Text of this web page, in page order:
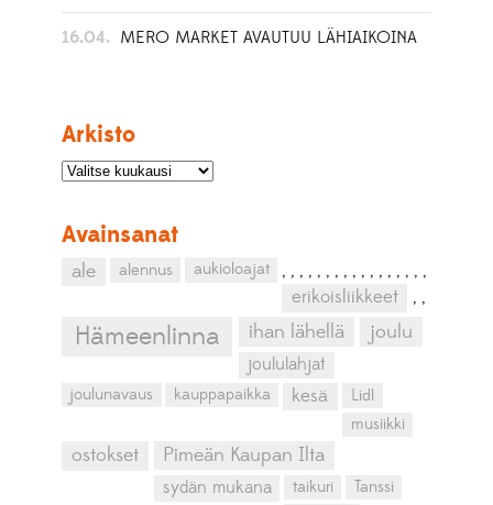
16.04. MERO MARKET AVAUTUU LÄHIAIKOINA
Arkisto
Avainsanat
ale ,
alennus ,
aukioloajat ,
erikoisliikkeet
,
Hämeenlinna
,
ihan lähellä
,
joulu
,
joululahjat
,
joulunavaus
,
kauppapaikka
,
kesä
,
Lidl
,
musiikki
,
ostokset
,
Pimeän Kaupan Ilta
,
sydän mukana
,
taikuri
,
Tanssi
, ,